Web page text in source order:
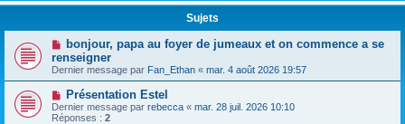
r
Sujets
bonjour, papa au foyer de jumeaux et on commence a se
renseigner
Dernier message par Fan_Ethan « mar. 4 août 2026 19:57
Présentation Estel
Dernier message par rebecca « mar. 28 juil. 2026 10:10
Réponses : 2